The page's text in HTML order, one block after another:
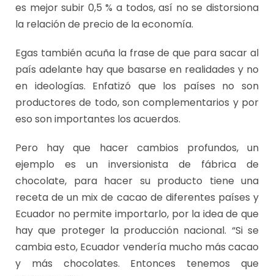
es mejor subir 0,5 % a todos, así no se distorsiona
la relación de precio de la economía.
Egas también acuña la frase de que para sacar al
país adelante hay que basarse en realidades y no
en ideologías. Enfatizó que los países no son
productores de todo, son complementarios y por
eso son importantes los acuerdos.
Pero hay que hacer cambios profundos, un
ejemplo es un inversionista de fábrica de
chocolate, para hacer su producto tiene una
receta de un mix de cacao de diferentes países y
Ecuador no permite importarlo, por la idea de que
hay que proteger la producción nacional. “Si se
cambia esto, Ecuador vendería mucho más cacao
y más chocolates. Entonces tenemos que